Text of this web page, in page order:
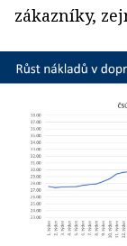
zákazníky,